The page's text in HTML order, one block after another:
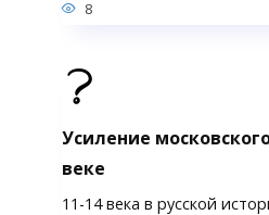
8
Усиление
веке
11-14 века в русской